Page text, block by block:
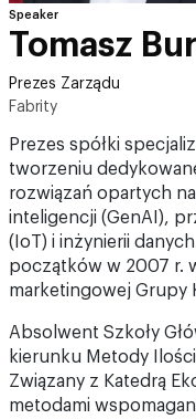
Speaker
Tomasz
Prezes Zarządu
Fabrity
Prezes spółki
tworzeniu
rozwiązań opartych
inteligencji (GenAI),
(IoT) i inżynierii
początków w 2007 r.
marketingowej Grupy
Absolwent Szkoły
kierunku Metody
Związany z Katedrą
metodami